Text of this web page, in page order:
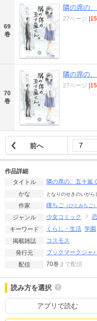
69
巻
隣の席の
27ページ |
70
巻
隣の席の
27ページ |
前へ
作品詳細
タイトル
隣の席の、五十嵐
かな
となりのせきのいがら
作家 瞳ちご （ひとみちご）
ジャンル 少女コミック
キーワード
くらし・生活 学園
掲載雑誌
コスモス
発行元
ブックマークジャ
配信
70巻 まで配信
読み方を選択
アプリで読む